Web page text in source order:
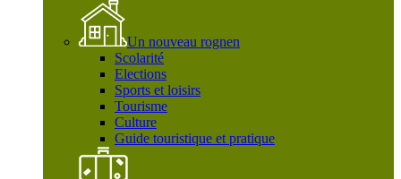
Un nouveau rognen
Scolarité
Elections
Sports et loisirs
Tourisme
Culture
Guide touristique et pratique